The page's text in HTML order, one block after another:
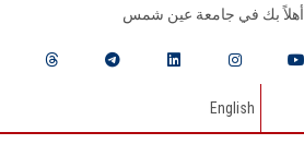
أهلاً بك في جامعة عين شمس
English